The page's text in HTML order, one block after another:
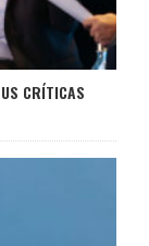
CRÍTICAS